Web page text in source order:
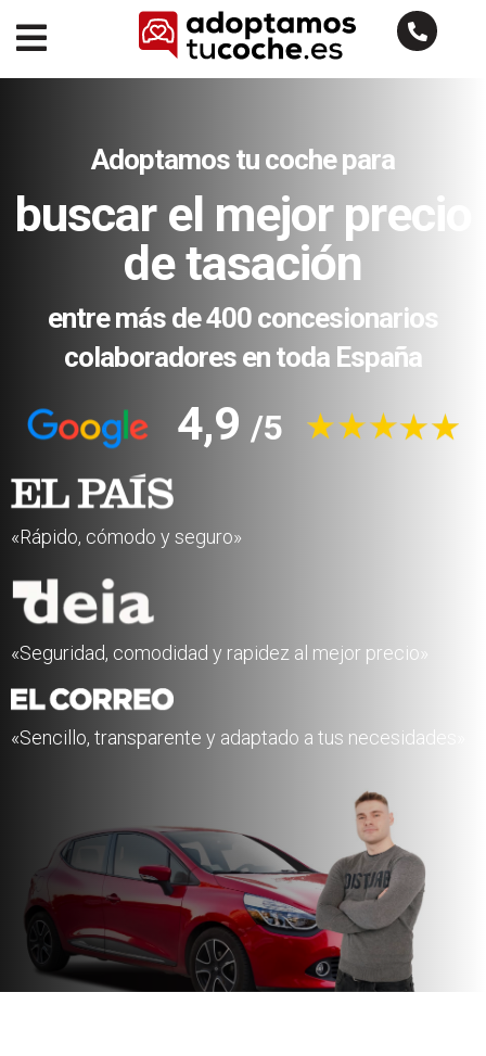
Adoptamos tu coche para
buscar el mejor precio
de tasación
entre más de 400 concesionarios
colaboradores en toda España
4,9 /5
«Rápido, cómodo y seguro»
«Seguridad, comodidad y rapidez al mejor precio»
«Sencillo, transparente y adaptado a tus necesidades»